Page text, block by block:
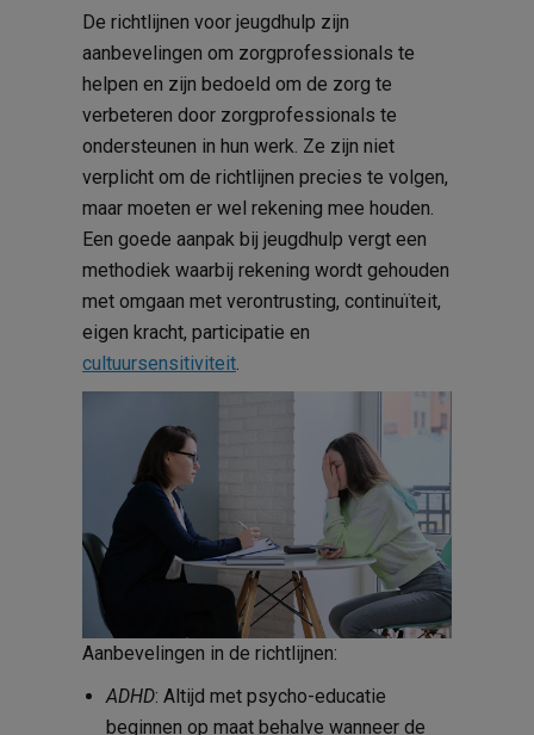
De richtlijnen voor jeugdhulp zijn
aanbevelingen om zorgprofessionals te
helpen en zijn bedoeld om de zorg te
verbeteren door zorgprofessionals te
ondersteunen in hun werk. Ze zijn niet
verplicht om de richtlijnen precies te volgen,
maar moeten er wel rekening mee houden.
Een goede aanpak bij jeugdhulp vergt een
methodiek waarbij rekening wordt gehouden
met omgaan met verontrusting, continuïteit,
eigen kracht, participatie en
cultuursensitiviteit.
Aanbevelingen in de richtlijnen:
ADHD: Altijd met psycho-educatie
beginnen op maat behalve wanneer de